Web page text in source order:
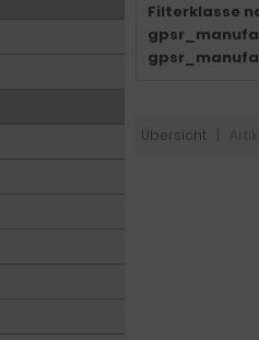
Filterklasse
Übersicht |